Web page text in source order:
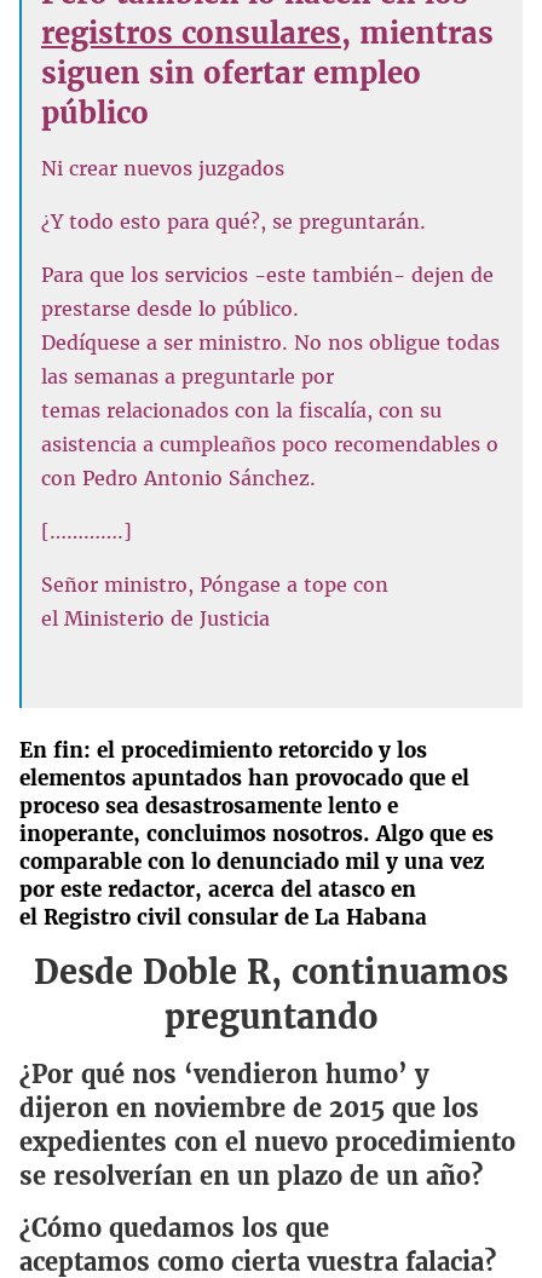
registros consulares, mientras
siguen sin ofertar empleo
público
Ni crear nuevos juzgados
¿Y todo esto para qué?, se preguntarán.
Para que los servicios -este también- dejen de
prestarse desde lo público.
Dedíquese a ser ministro. No nos obligue todas
las semanas a preguntarle por
temas relacionados con la fiscalía, con su
asistencia a cumpleaños poco recomendables o
con Pedro Antonio Sánchez.
[………….]
Señor ministro, Póngase a tope con
el Ministerio de Justicia
En fin: el procedimiento retorcido y los
elementos apuntados han provocado que el
proceso sea desastrosamente lento e
inoperante, concluimos nosotros. Algo que es
comparable con lo denunciado mil y una vez
por este redactor, acerca del atasco en
el Registro civil consular de La Habana
Desde Doble R, continuamos
preguntando
¿Por qué nos ‘vendieron humo’ y
dijeron en noviembre de 2015 que los
expedientes con el nuevo procedimiento
se resolverían en un plazo de un año?
¿Cómo quedamos los que
aceptamos como cierta vuestra falacia?